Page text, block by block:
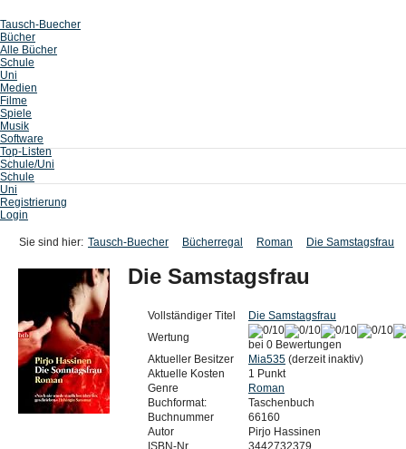
Tausch-Buecher
Bücher
Alle Bücher
Schule
Uni
Medien
Filme
Spiele
Musik
Software
Top-Listen
Schule/Uni
Schule
Uni
Registrierung
Login
Sie sind hier: Tausch-Buecher Bücherregal Roman Die Samstagsfrau
Die Samstagsfrau
Vollständiger Titel
Die Samstagsfrau
Wertung
bei 0 Bewertungen
Aktueller Besitzer
Mia535 (derzeit inaktiv)
Aktuelle Kosten
1 Punkt
Genre
Roman
Buchformat:
Taschenbuch
Buchnummer
66160
Autor
Pirjo Hassinen
ISBN-Nr.
3442732379